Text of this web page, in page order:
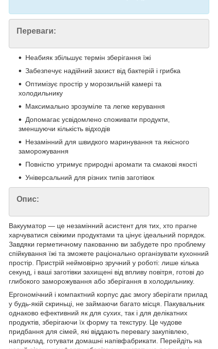
Переваги:
Неабияк збільшує термін зберігання їжі
Забезпечує надійний захист від бактерій і грибка
Оптимізує простір у морозильній камері та
холодильнику
Максимально зрозуміле та легке керування
Допомагає усвідомлено споживати продукти,
зменшуючи кількість відходів
Незамінний для швидкого маринування та якісного
заморожування
Повністю утримує природні аромати та смакові якості
Універсальний для різних типів заготівок
Опис:
Вакууматор — це незамінний асистент для тих, хто прагне
харчуватися свіжими продуктами та цінує ідеальний порядок.
Завдяки герметичному пакованню ви забудете про проблему
спійкування їжі та зможете раціонально організувати кухонний
простір. Пристрій неймовірно зручний у роботі: лише кілька
секунд, і ваші заготівки захищені від впливу повітря, готові до
глибокого заморожування або зберігання в холодильнику.
Ергономічний і компактний корпус дає змогу зберігати прилад
у будь-якій скриньці, не займаючи багато місця. Пакувальник
однаково ефективний як для сухих, так і для делікатних
продуктів, зберігаючи їх форму та текстуру. Це чудове
придбання для сімей, які віддають перевагу закупівлею,
наприклад, готувати домашні напівфабрикати. Перейдіть на